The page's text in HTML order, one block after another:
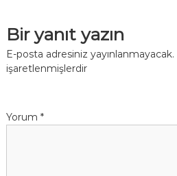
Bir yanıt yazın
E-posta adresiniz yayınlanmayacak.
işaretlenmişlerdir
Yorum *